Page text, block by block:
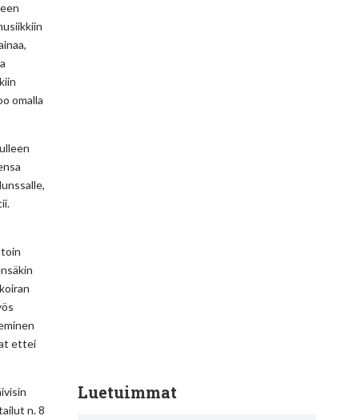
omalla
ettei
n. 8
Luetuimmat